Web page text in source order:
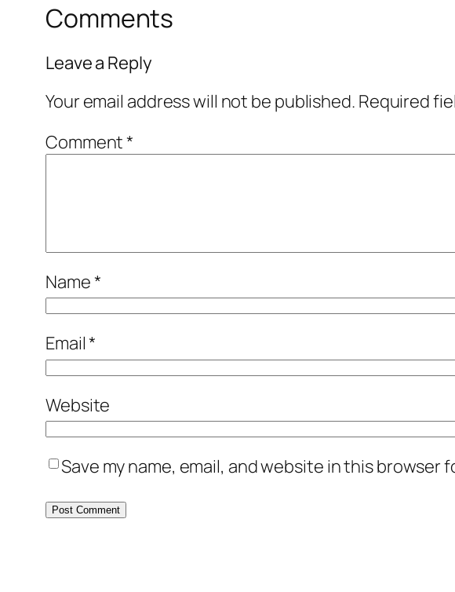
Comments
Leave a Reply
Your email address will not be published. Required
Comment*
Name*
Email*
Website
Save my name, email, and website in this browser